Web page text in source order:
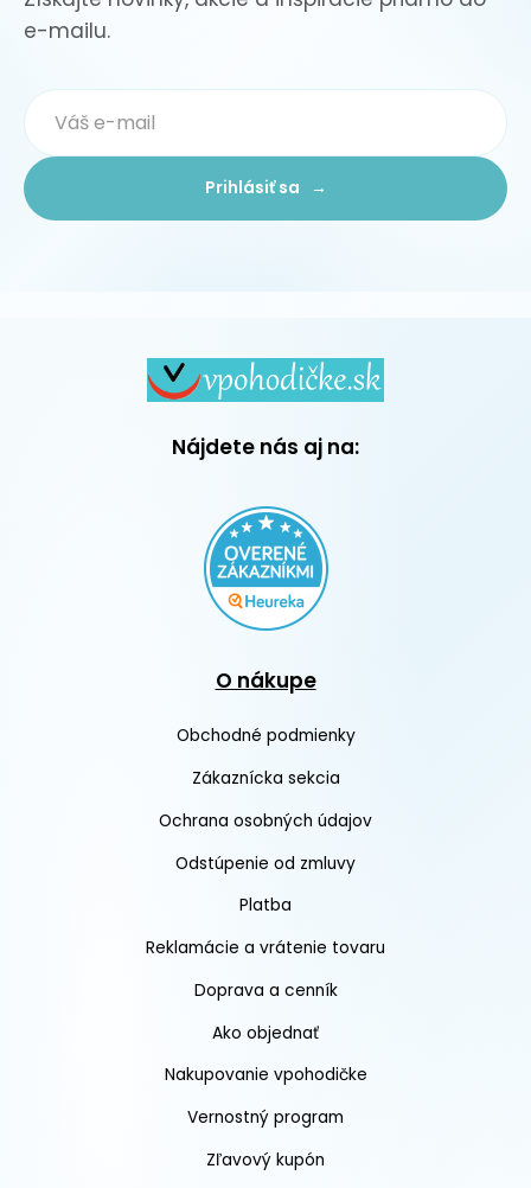
e-mailu.
Prihlásiť sa →
Nájdete nás aj na:
O nákupe
Obchodné podmienky
Zákaznícka sekcia
Ochrana osobných údajov
Odstúpenie od zmluvy
Platba
Reklamácie a vrátenie tovaru
Doprava a cenník
Ako objednať
Nakupovanie vpohodičke
Vernostný program
Zľavový kupón